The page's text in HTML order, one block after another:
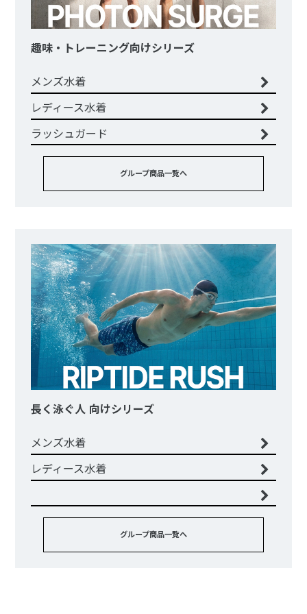
趣味・トレーニング向けシリーズ
メンズ水着
レディース水着
ラッシュガード
グループ商品一覧へ
長く泳ぐ人 向けシリーズ
メンズ水着
レディース水着
グループ商品一覧へ